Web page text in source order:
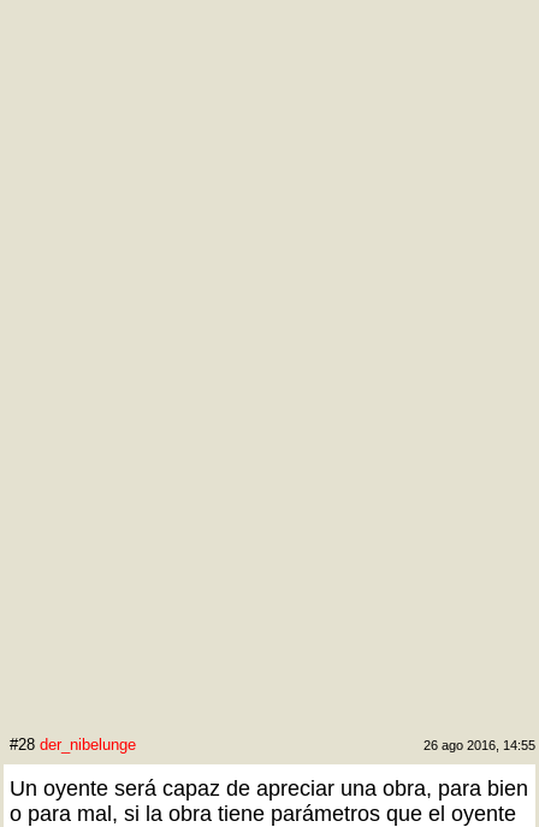
#28 der_nibelunge 26 ago 2016, 14:55
Un oyente será capaz de apreciar una obra, para bien
o para mal, si la obra tiene parámetros que el oyente